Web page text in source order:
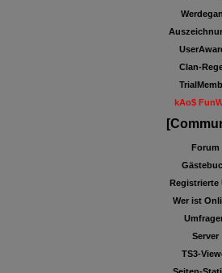
Clan-
kAo$
Forum
Registrierte
Wer ist
Server
TS3-